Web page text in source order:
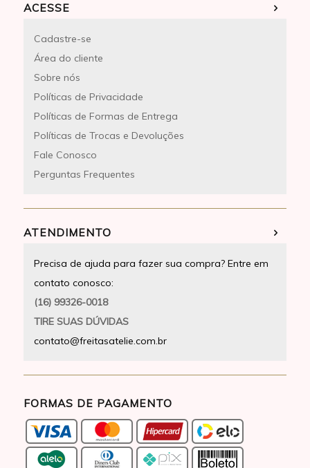
ACESSE
Cadastre-se
Área do cliente
Sobre nós
Políticas de Privacidade
Políticas de Formas de Entrega
Políticas de Trocas e Devoluções
Fale Conosco
Perguntas Frequentes
ATENDIMENTO
Precisa de ajuda para fazer sua compra? Entre em
contato conosco:
(16) 99326-0018
TIRE SUAS DÚVIDAS
contato@freitasatelie.com.br
FORMAS DE PAGAMENTO